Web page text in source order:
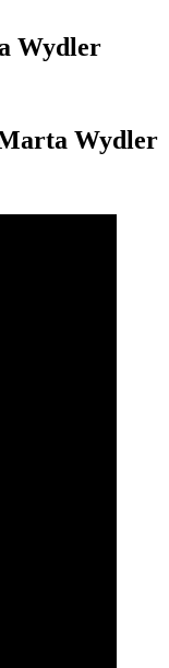
Wydler
Wydler